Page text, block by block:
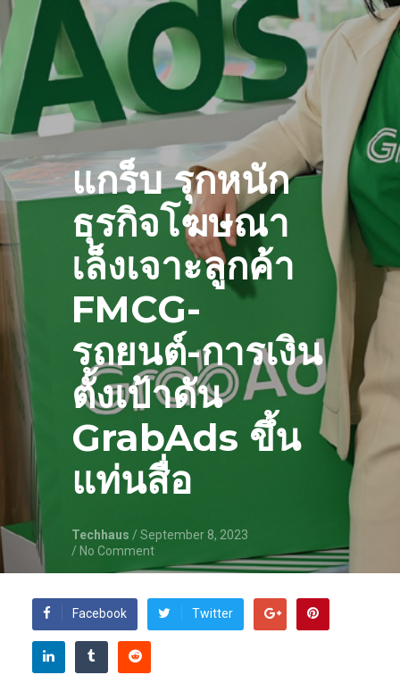
แกร็บ รุกหนัก
ธุรกิจโฆษณา
เล็งเจาะลูกค้า
FMCG-
รถยนต์-การเงิน
ตั้งเป้าดัน
GrabAds ขึ้น
แท่นสื่อ
Techhaus / September 8, 2023
/ No Comment
Facebook Twitter